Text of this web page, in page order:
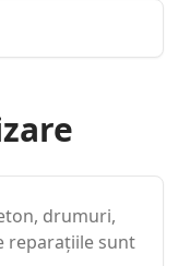
drumuri,
reparațiile sunt